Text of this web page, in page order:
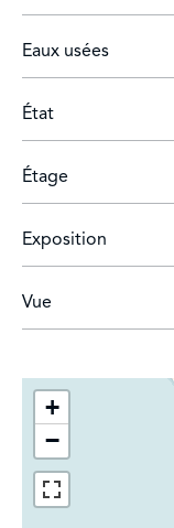
Eaux usées
État
Étage
Exposition
Vue
+
−